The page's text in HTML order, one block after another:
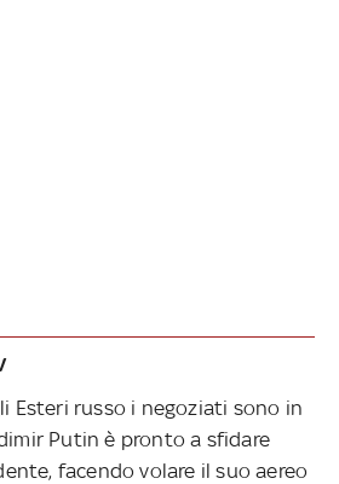
Esteri russo i negoziati sono in
Putin è pronto a sfidare
facendo volare il suo aereo